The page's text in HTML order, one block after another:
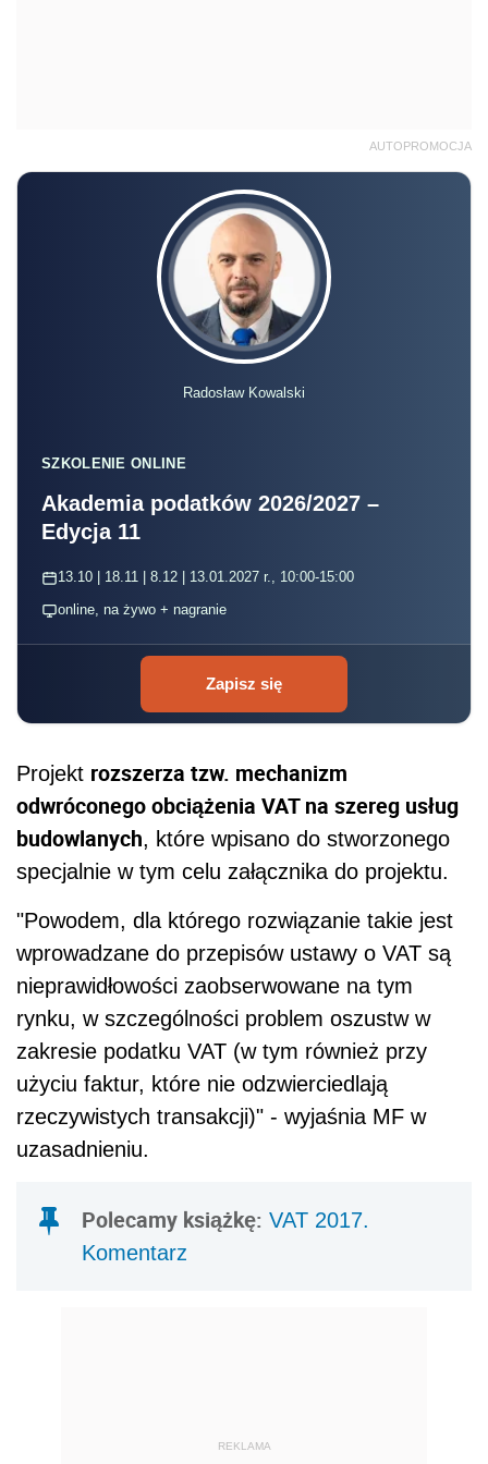
AUTOPROMOCJA
Radosław Kowalski
SZKOLENIE ONLINE
Akademia podatków 2026/2027 –
Edycja 11
13.10 | 18.11 | 8.12 | 13.01.2027 r., 10:00-15:00
online, na żywo + nagranie
Zapisz się
Projekt rozszerza tzw. mechanizm
odwróconego obciążenia VAT na szereg usług
budowlanych, które wpisano do stworzonego
specjalnie w tym celu załącznika do projektu.
"Powodem, dla którego rozwiązanie takie jest
wprowadzane do przepisów ustawy o VAT są
nieprawidłowości zaobserwowane na tym
rynku, w szczególności problem oszustw w
zakresie podatku VAT (w tym również przy
użyciu faktur, które nie odzwierciedlają
rzeczywistych transakcji)" - wyjaśnia MF w
uzasadnieniu.
Polecamy książkę: VAT 2017.
Komentarz
REKLAMA